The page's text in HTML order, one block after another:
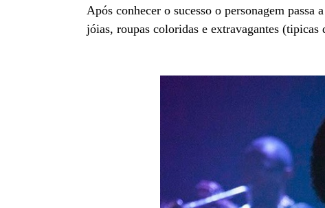
Após conhecer o sucesso o personagem
jóias, roupas coloridas e extravagantes (tipicas